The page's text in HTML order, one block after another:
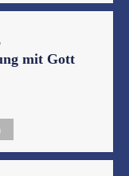
mit Gott